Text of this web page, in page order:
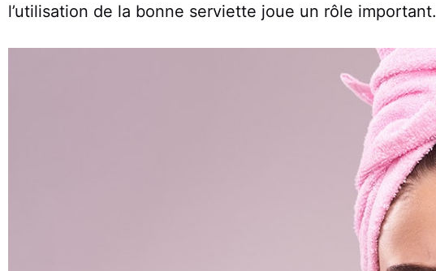
l’utilisation de la bonne serviette joue un rôle important.